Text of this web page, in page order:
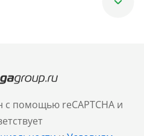
помощью reCAPTCHA и